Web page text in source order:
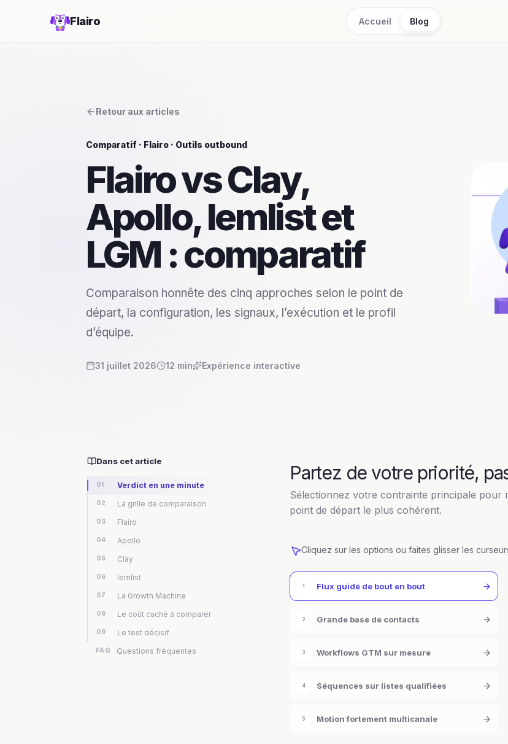
Flairo Accueil Blog
Retour aux articles
Comparatif · Flairo · Outils outbound
Flairo vs Clay,
Apollo, lemlist et
LGM : comparatif
Comparaison honnête des cinq approches selon le point de
départ, la configuration, les signaux, l’exécution et le profil
d’équipe.
31 juillet 2026 12 min Expérience interactive
2026-07-31
Dans cet article
01 Verdict en une minute
02 La grille de comparaison
03 Flairo
04 Apollo
05 Clay
06 lemlist
07 La Growth Machine
08 Le coût caché à comparer
09 Le test décisif
FAQ Questions fréquentes
Partez de votre priorité,
Sélectionnez votre contrainte principale pour
point de départ le plus cohérent.
Cliquez sur les options ou faites glisser les
1 Flux guidé de bout en bout
2 Grande base de contacts
3 Workflows GTM sur mesure
4 Séquences sur listes qualifiées
5 Motion fortement multicanale